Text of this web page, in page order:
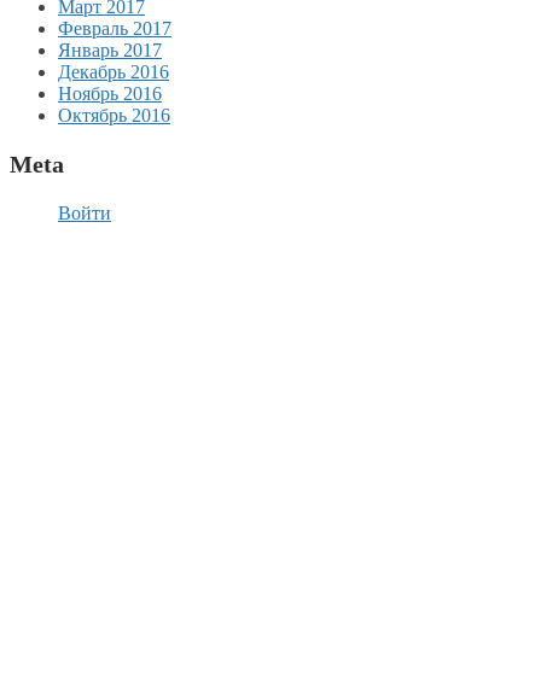
Март 2017
Февраль 2017
Январь 2017
Декабрь 2016
Ноябрь 2016
Октябрь 2016
Meta
Войти